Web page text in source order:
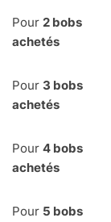
Pour 2 bobs
achetés
Pour 3 bobs
achetés
Pour 4 bobs
achetés
Pour 5 bobs